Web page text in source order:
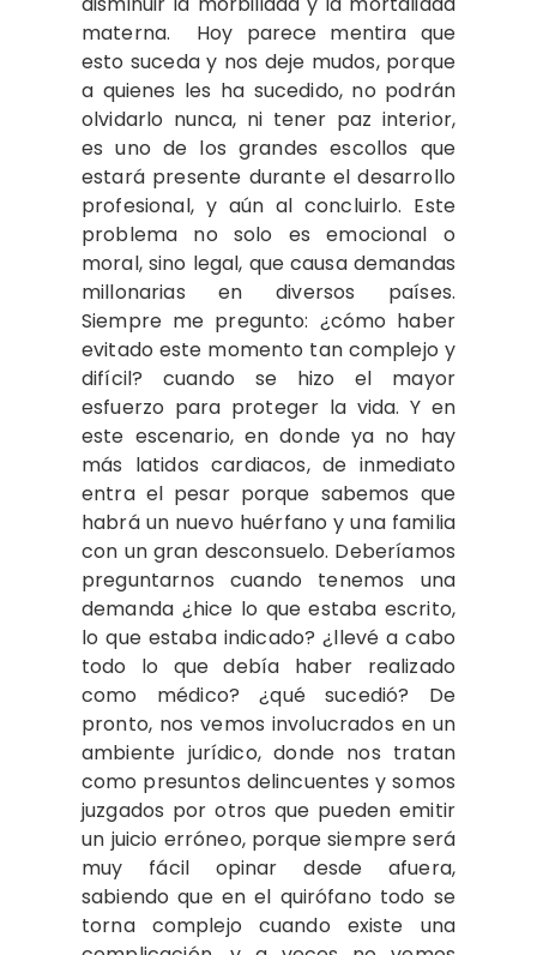
materna. Hoy parece mentira que
esto suceda y nos deje mudos, porque
a quienes les ha sucedido, no podrán
olvidarlo nunca, ni tener paz interior,
es uno de los grandes escollos que
estará presente durante el desarrollo
profesional, y aún al concluirlo. Este
problema no solo es emocional o
moral, sino legal, que causa demandas
millonarias en diversos países.
Siempre me pregunto: ¿cómo haber
evitado este momento tan complejo y
difícil? cuando se hizo el mayor
esfuerzo para proteger la vida. Y en
este escenario, en donde ya no hay
más latidos cardiacos, de inmediato
entra el pesar porque sabemos que
habrá un nuevo huérfano y una familia
con un gran desconsuelo. Deberíamos
preguntarnos cuando tenemos una
demanda ¿hice lo que estaba escrito,
lo que estaba indicado? ¿llevé a cabo
todo lo que debía haber realizado
como médico? ¿qué sucedió? De
pronto, nos vemos involucrados en un
ambiente jurídico, donde nos tratan
como presuntos delincuentes y somos
juzgados por otros que pueden emitir
un juicio erróneo, porque siempre será
muy fácil opinar desde afuera,
sabiendo que en el quirófano todo se
torna complejo cuando existe una